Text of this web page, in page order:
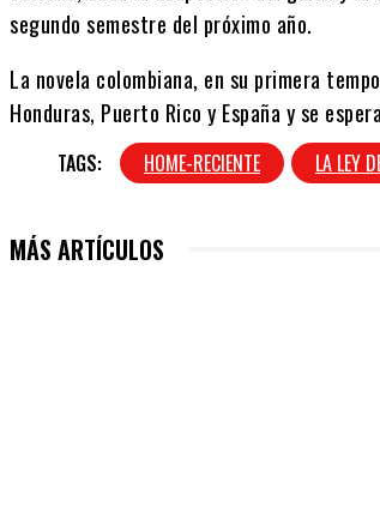
segundo semestre del próximo año.
La novela colombiana, en su primera
Honduras, Puerto Rico y España y se
TAGS: HOME-RECIENTE LA LEY
MÁS ARTÍCULOS